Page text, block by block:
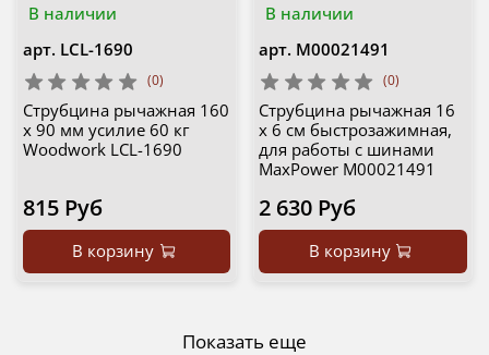
В наличии
арт. LCL-1690
(0)
Струбцина рычажная 160
х 90 мм усилие 60 кг
Woodwork LCL-1690
815 Руб
В корзину
В наличии
арт. М00021491
(0)
Струбцина рычажная 16
х 6 cм быстрозажимная,
для работы с шинами
MaxPower М00021491
2 630 Руб
В корзину
Показать еще